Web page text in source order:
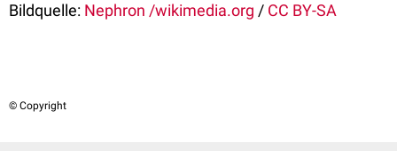
Bildquelle: Nephron /wikimedia.org / CC BY-SA
© Copyright